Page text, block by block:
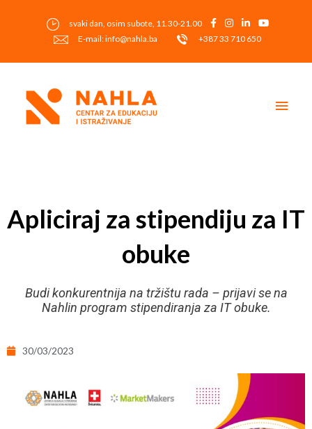
svaki dan, osim subote, 11.30-21.00
E-mail: info@nahla.ba
+387 33 710 650
Apliciraj za stipendiju za IT
obuke
Budi konkurentnija na tržištu rada – prijavi se na
Nahlin program stipendiranja za IT obuke.
30/03/2023